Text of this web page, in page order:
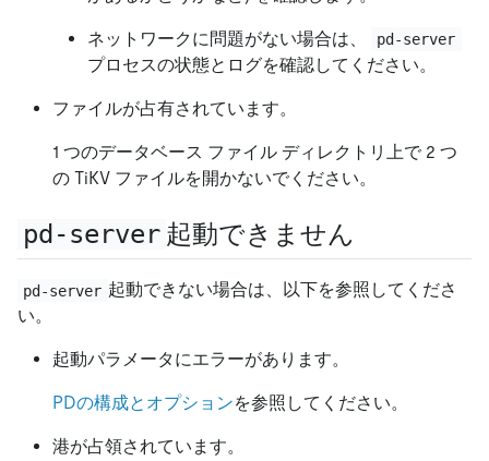
ネットワークに問題がない場合は、 pd-server
プロセスの状態とログを確認してください。
ファイルが占有されています。
1 つのデータベース ファイル ディレクトリ上で 2 つ
の TiKV ファイルを開かないでください。
pd-server 起動できません
pd-server 起動できない場合は、以下を参照してくださ
い。
起動パラメータにエラーがあります。
PDの構成とオプションを参照してください。
港が占領されています。